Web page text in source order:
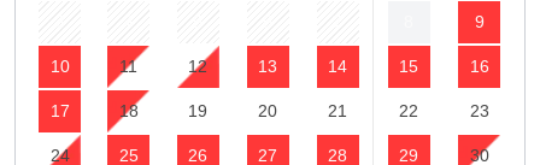
9
10 11 12 13 14 15 16
17 18 19 20 21 22 23
24 25 26 27 28 29 30